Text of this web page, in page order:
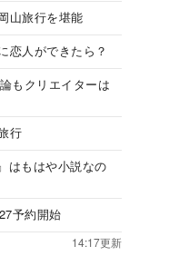
山旅行を堪能
恋人ができたら？
もクリエイターは
行
はもはや小説なの
予約開始
14:17更新